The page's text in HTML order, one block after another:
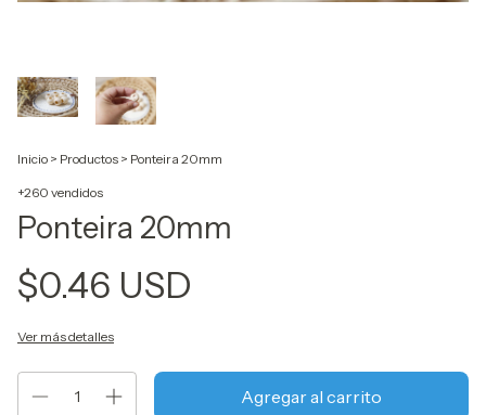
Inicio > Productos > Ponteira 20mm
+260 vendidos
Ponteira 20mm
$0.46 USD
Ver más detalles